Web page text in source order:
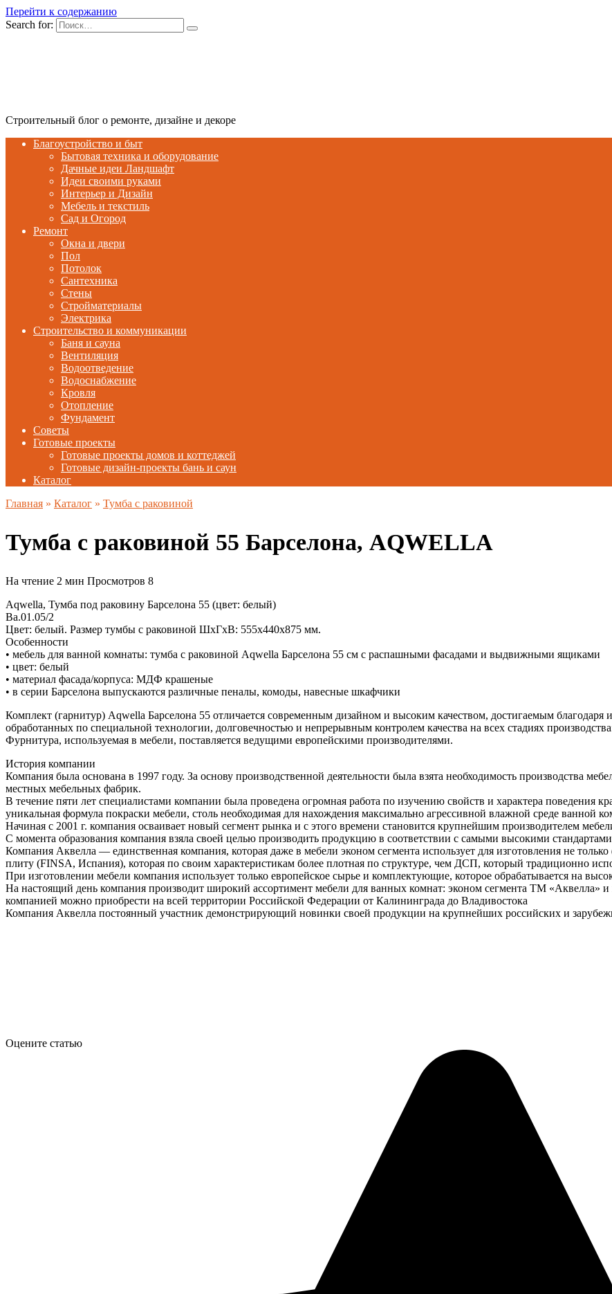
Перейти к содержанию
Search for:
Строительный блог о ремонте, дизайне и декоре
Благоустройство и быт
Бытовая техника и оборудование
Дачные идеи Ландшафт
Идеи своими руками
Интерьер и Дизайн
Мебель и текстиль
Сад и Огород
Ремонт
Окна и двери
Пол
Потолок
Сантехника
Стены
Стройматериалы
Электрика
Строительство и коммуникации
Баня и сауна
Вентиляция
Водоотведение
Водоснабжение
Кровля
Отопление
Фундамент
Советы
Готовые проекты
Готовые проекты домов и коттеджей
Готовые дизайн-проекты бань и саун
Каталог
Главная » Каталог » Тумба с раковиной
Тумба с раковиной 55 Барселона, AQWELLA
На чтение 2 мин Просмотров 8
Aqwella, Тумба под раковину Барселона 55 (цвет: белый)
Ba.01.05/2
Цвет: белый. Размер тумбы с раковиной ШхГхВ: 555х440х875 мм.
Особенности
• мебель для ванной комнаты: тумба с раковиной Aqwella Барселона 55 см с распашными фасадами и выдвижными ящиками
• цвет: белый
• материал фасада/корпуса: МДФ крашеные
• в серии Барселона выпускаются различные пеналы, комоды, навесные шкафчики
Комплект (гарнитур) Aqwella Барселона 55 отличается современным дизайном и высоким качеством, достигаемым благодаря
обработанных по специальной технологии, долговечностью и непрерывным контролем качества на всех стадиях
Фурнитура, используемая в мебели, поставляется ведущими европейскими производителями.
История компании
Компания была основана в 1997 году. За основу производственной деятельности была взята необходимость производства
местных мебельных фабрик.
В течение пяти лет специалистами компании была проведена огромная работа по изучению свойств и характера поведения
уникальная формула покраски мебели, столь необходимая для нахождения максимально агрессивной влажной среде ванной
Начиная с 2001 г. компания осваивает новый сегмент рынка и с этого времени становится крупнейшим производителем
С момента образования компания взяла своей целью производить продукцию в соответствии с самыми высокими
Компания Аквелла — единственная компания, которая даже в мебели эконом сегмента использует для изготовления не
плиту (FINSA, Испания), которая по своим характеристикам более плотная по структуре, чем ДСП, который традиционно
При изготовлении мебели компания использует только европейское сырье и комплектующие, которое обрабатывается на
На настоящий день компания производит широкий ассортимент мебели для ванных комнат: эконом сегмента ТМ
компанией можно приобрести на всей территории Российской Федерации от Калининграда до Владивостока
Компания Аквелла постоянный участник демонстрирующий новинки своей продукции на крупнейших российских и
Оцените статью